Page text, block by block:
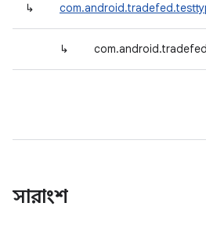
↳
↳
সারাংশ